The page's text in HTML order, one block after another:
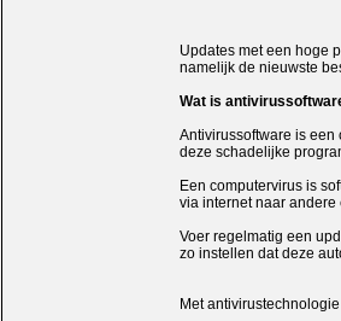
Updates met een hoge
namelijk de nieuwste
Wat is
Antivirussoftware is een
deze schadelijke
Een computervirus is
via internet naar
Voer regelmatig een
zo instellen dat deze
Met